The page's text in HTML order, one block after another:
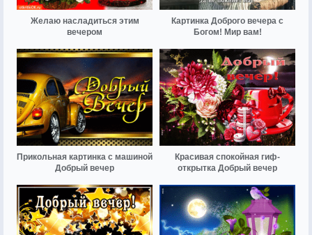
Желаю насладиться этим
вечером
Картинка Доброго вечера с
Богом! Мир вам!
Прикольная картинка с машиной
Добрый вечер
Красивая спокойная гиф-
открытка Добрый вечер